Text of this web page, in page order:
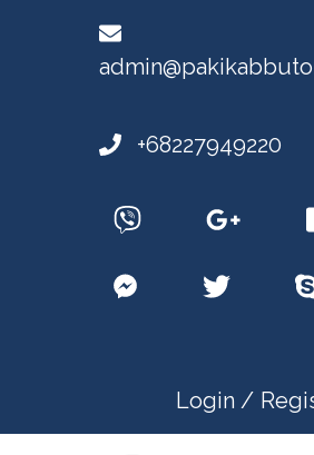
+68227949220
Login /